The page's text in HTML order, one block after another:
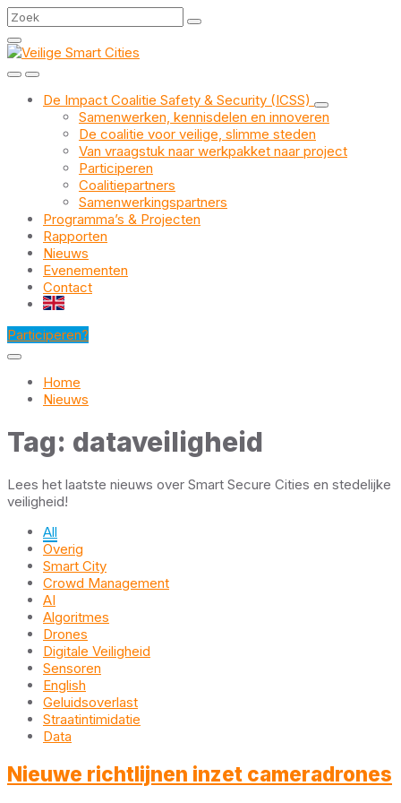
Skip
to
content
Skip
to
main
navigation
Skip
to
footer
Search
De Impact Coalitie Safety & Security (ICSS)
Samenwerken, kennisdelen en innoveren
De coalitie voor veilige, slimme steden
Van vraagstuk naar werkpakket naar project
Participeren
Coalitiepartners
Samenwerkingspartners
Programma’s & Projecten
Rapporten
Nieuws
Evenementen
Contact
EN
Participeren?
Home
Nieuws
Tag: dataveiligheid
Lees het laatste nieuws over Smart Secure Cities en stedelijke
veiligheid!
All
Overig
Smart City
Crowd Management
AI
Algoritmes
Drones
Digitale Veiligheid
Sensoren
English
Geluidsoverlast
Straatintimidatie
Data
Nieuwe richtlijnen inzet cameradrones